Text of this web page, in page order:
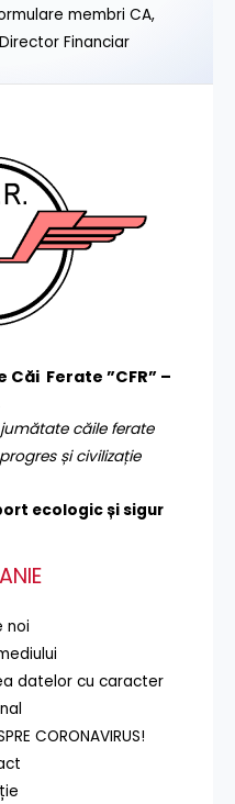
membri CA,
Financiar
Ferate ”CFR” –
căile ferate
și civilizație
ecologic și sigur
noi
datelor cu caracter
CORONAVIRUS!